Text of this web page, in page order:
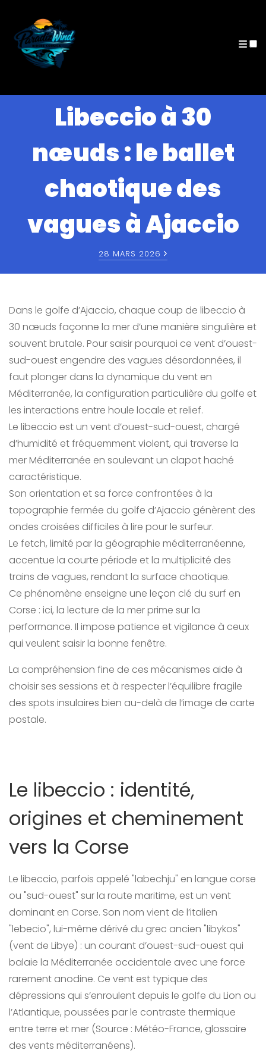
Archives
Libeccio à 30
nœuds : le ballet
chaotique des
vagues à Ajaccio
28 MARS 2026
Dans le golfe d’Ajaccio, chaque coup de libeccio à
30 nœuds façonne la mer d’une manière singulière et
souvent brutale. Pour saisir pourquoi ce vent d’ouest-
sud-ouest engendre des vagues désordonnées, il
faut plonger dans la dynamique du vent en
Méditerranée, la configuration particulière du golfe et
les interactions entre houle locale et relief.
Le libeccio est un vent d’ouest-sud-ouest, chargé
d’humidité et fréquemment violent, qui traverse la
mer Méditerranée en soulevant un clapot haché
caractéristique.
Son orientation et sa force confrontées à la
topographie fermée du golfe d’Ajaccio génèrent des
ondes croisées difficiles à lire pour le surfeur.
Le fetch, limité par la géographie méditerranéenne,
accentue la courte période et la multiplicité des
trains de vagues, rendant la surface chaotique.
Ce phénomène enseigne une leçon clé du surf en
Corse : ici, la lecture de la mer prime sur la
performance. Il impose patience et vigilance à ceux
qui veulent saisir la bonne fenêtre.
La compréhension fine de ces mécanismes aide à
choisir ses sessions et à respecter l’équilibre fragile
des spots insulaires bien au-delà de l’image de carte
postale.
Le libeccio : identité,
origines et cheminement
vers la Corse
Le libeccio, parfois appelé "labechju" en langue corse
ou "sud-ouest" sur la route maritime, est un vent
dominant en Corse. Son nom vient de l’italien
"lebecio", lui-même dérivé du grec ancien "libykos"
(vent de Libye) : un courant d’ouest-sud-ouest qui
balaie la Méditerranée occidentale avec une force
rarement anodine. Ce vent est typique des
dépressions qui s’enroulent depuis le golfe du Lion ou
l’Atlantique, poussées par le contraste thermique
entre terre et mer (Source : Météo-France, glossaire
des vents méditerranéens).